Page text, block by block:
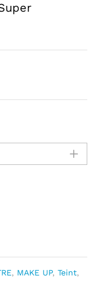
, MAKE UP, Teint,